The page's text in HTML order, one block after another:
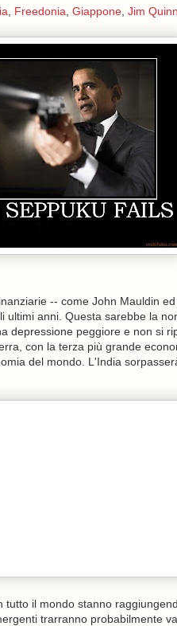
, Freedonia, Giappone, Jim Quinn
-- come John Mauldin
ultimi anni. Questa sarebbe la
depressione peggiore e non si
con la terza più grande
del mondo. L'India
tutto il mondo stanno
trarranno probabilmente